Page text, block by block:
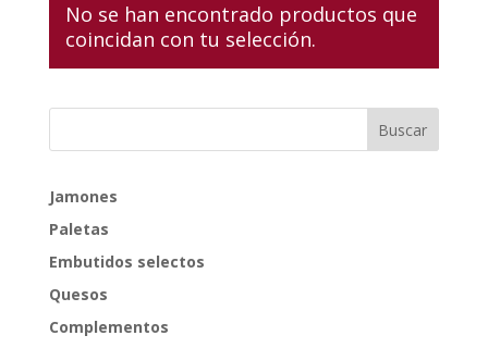
No se han encontrado productos que
coincidan con tu selección.
Jamones
Paletas
Embutidos selectos
Quesos
Complementos